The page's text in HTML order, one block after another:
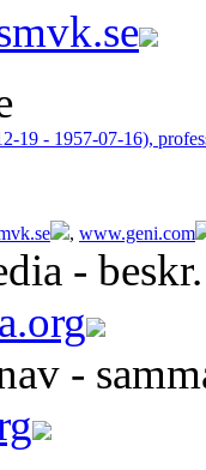
19 - 1957-07-16),
, www.geni.com
-
-